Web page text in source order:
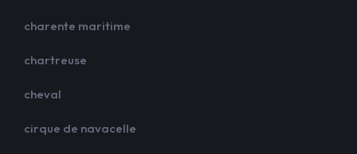
charente maritime
chartreuse
cheval
cirque de navacelle